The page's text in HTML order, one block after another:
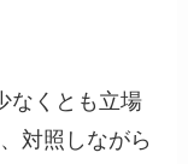
なくとも立場
対照しながら